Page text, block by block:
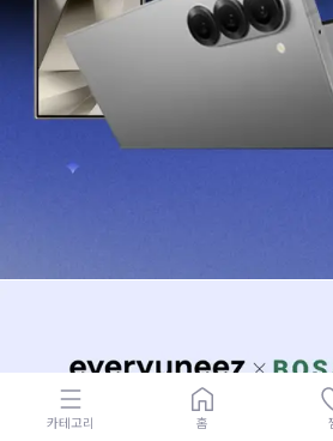
카테고리 홈